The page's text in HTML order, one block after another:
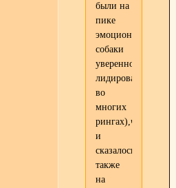
были на
пике
собаки
уверенно
лидировали
во
многих
рингах),что
и
сказалось
также
на